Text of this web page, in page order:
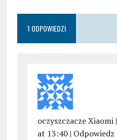
1 ODPOWIEDZI
oczyszczacze Xiaomi|
at 13:40| Odpowiedz